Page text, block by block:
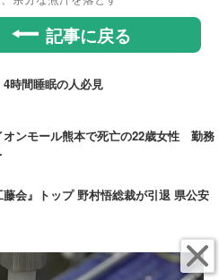
記事に戻る
4時間睡眠の人必見
ンモール熊本で死亡の22歳女性 勤務
会』トップ 野村悟総裁が引退 県公安